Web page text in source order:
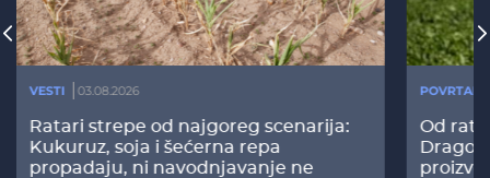
VESTI 03.08.2026
Ratari strepe od najgoreg scenarija:
Kukuruz, soja i šećerna repa
propadaju, ni navodnjavanje ne
Od